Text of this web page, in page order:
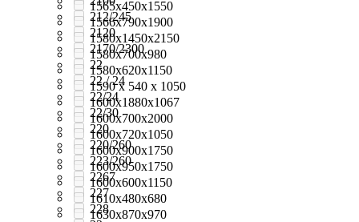
212/245
2120
2170/2300
22
22 / 24
22/24
22/30
220
220/260
223/260
2267
227
228
1565x450x1550
1566х790х1900
1580x1450x2150
1580x700x980
1580х620х1150
1590 х 540 х 1050
1600x1880x1067
1600x700x2000
1600x720x1050
1600x900x1750
1600x950x1750
1600х600х1150
1610x480x680
1630х870х970